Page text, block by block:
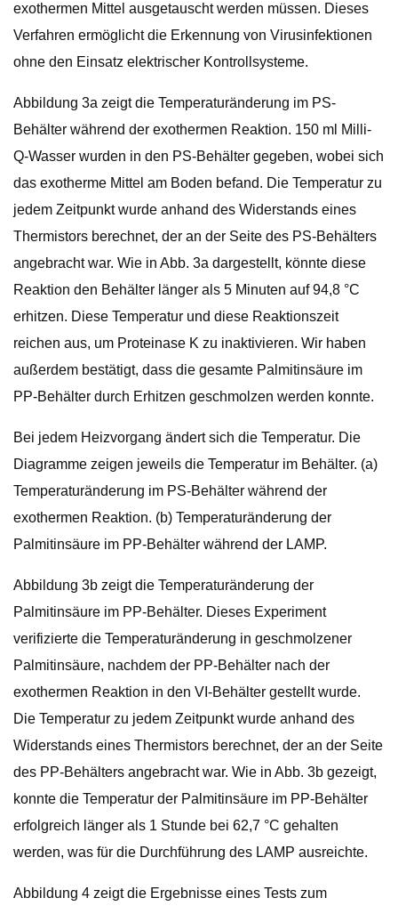
exothermen Mittel ausgetauscht werden müssen. Dieses
Verfahren ermöglicht die Erkennung von Virusinfektionen
ohne den Einsatz elektrischer Kontrollsysteme.
Abbildung 3a zeigt die Temperaturänderung im PS-
Behälter während der exothermen Reaktion. 150 ml Milli-
Q-Wasser wurden in den PS-Behälter gegeben, wobei sich
das exotherme Mittel am Boden befand. Die Temperatur zu
jedem Zeitpunkt wurde anhand des Widerstands eines
Thermistors berechnet, der an der Seite des PS-Behälters
angebracht war. Wie in Abb. 3a dargestellt, könnte diese
Reaktion den Behälter länger als 5 Minuten auf 94,8 °C
erhitzen. Diese Temperatur und diese Reaktionszeit
reichen aus, um Proteinase K zu inaktivieren. Wir haben
außerdem bestätigt, dass die gesamte Palmitinsäure im
PP-Behälter durch Erhitzen geschmolzen werden konnte.
Bei jedem Heizvorgang ändert sich die Temperatur. Die
Diagramme zeigen jeweils die Temperatur im Behälter. (a)
Temperaturänderung im PS-Behälter während der
exothermen Reaktion. (b) Temperaturänderung der
Palmitinsäure im PP-Behälter während der LAMP.
Abbildung 3b zeigt die Temperaturänderung der
Palmitinsäure im PP-Behälter. Dieses Experiment
verifizierte die Temperaturänderung in geschmolzener
Palmitinsäure, nachdem der PP-Behälter nach der
exothermen Reaktion in den VI-Behälter gestellt wurde.
Die Temperatur zu jedem Zeitpunkt wurde anhand des
Widerstands eines Thermistors berechnet, der an der Seite
des PP-Behälters angebracht war. Wie in Abb. 3b gezeigt,
konnte die Temperatur der Palmitinsäure im PP-Behälter
erfolgreich länger als 1 Stunde bei 62,7 °C gehalten
werden, was für die Durchführung des LAMP ausreichte.
Abbildung 4 zeigt die Ergebnisse eines Tests zum